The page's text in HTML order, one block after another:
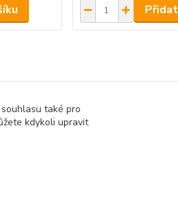
přijatou tržbu u správce daně
také pro
kdykoli upravit